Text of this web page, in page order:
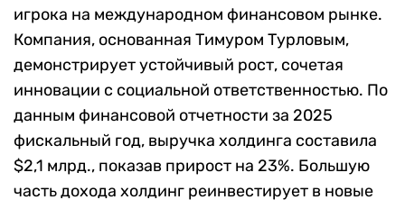
игрока на международном финансовом рынке.
Компания, основанная Тимуром Турловым,
демонстрирует устойчивый рост, сочетая
инновации с социальной ответственностью. По
данным финансовой отчетности за 2025
фискальный год, выручка холдинга составила
$2,1 млрд., показав прирост на 23%. Большую
часть дохода холдинг реинвестирует в новые